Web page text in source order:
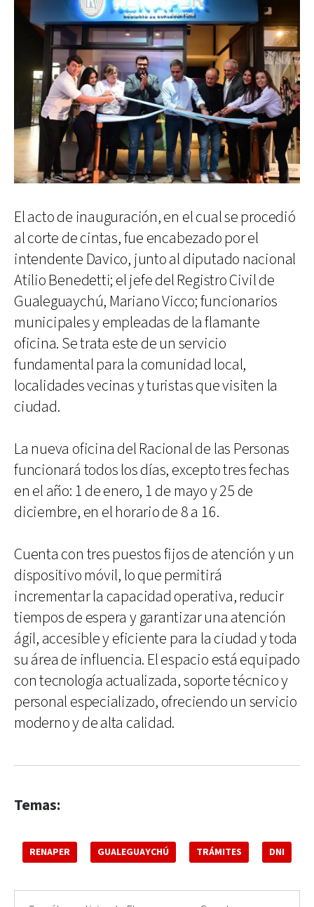
El acto de inauguración, en el cual se procedió
al corte de cintas, fue encabezado por el
intendente Davico, junto al diputado nacional
Atilio Benedetti; el jefe del Registro Civil de
Gualeguaychú, Mariano Vicco; funcionarios
municipales y empleadas de la flamante
oficina. Se trata este de un servicio
fundamental para la comunidad local,
localidades vecinas y turistas que visiten la
ciudad.
La nueva oficina del Racional de las Personas
funcionará todos los días, excepto tres fechas
en el año: 1 de enero, 1 de mayo y 25 de
diciembre, en el horario de 8 a 16.
Cuenta con tres puestos fijos de atención y un
dispositivo móvil, lo que permitirá
incrementar la capacidad operativa, reducir
tiempos de espera y garantizar una atención
ágil, accesible y eficiente para la ciudad y toda
su área de influencia. El espacio está equipado
con tecnología actualizada, soporte técnico y
personal especializado, ofreciendo un servicio
moderno y de alta calidad.
Temas:
RENAPER GUALEGUAYCHÚ TRÁMITES DNI